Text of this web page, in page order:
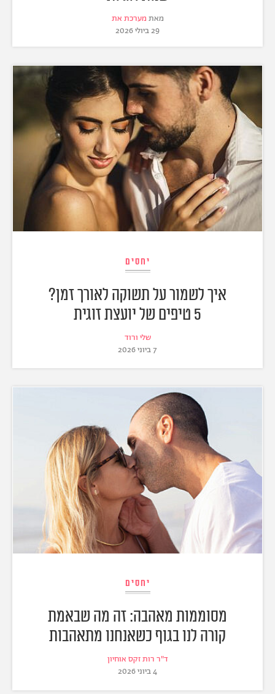
מאת מערכת את
29 ביולי 2026
יחסים
איך לשמור על תשוקה לאורך זמן?
5 טיפים של יועצת זוגית
שלי ורוד
7 ביוני 2026
יחסים
מסוממות מאהבה: זה מה שבאמת
קורה לנו בגוף כשאנחנו מתאהבות
ד"ר רות זקס אוחיון
4 ביוני 2026